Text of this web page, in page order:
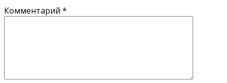
Комментарий *